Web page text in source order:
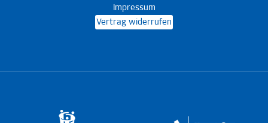
Impressum
Vertrag widerrufen